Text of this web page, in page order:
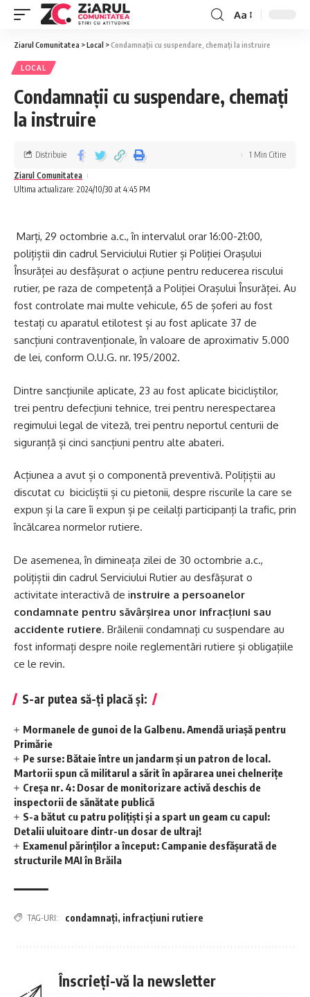
Aa
Ziarul Comunitatea >Local >Condamnații cu suspendare, chemați la instruire
LOCAL
Condamnații cu suspendare, chemați
la instruire
Ultima actualizare: 2024/10/30 at 4:45 PM
Ziarul Comunitatea
Distribuie 1 Min Citire
Marți, 29 octombrie a.c., în intervalul orar 16:00-21:00,
polițiștii din cadrul Serviciului Rutier și Poliției Orașului
Însurăței au desfășurat o acțiune pentru reducerea riscului
rutier, pe raza de competență a Poliției Orașului Însurăței. Au
fost controlate mai multe vehicule, 65 de șoferi au fost
testați cu aparatul etilotest și au fost aplicate 37 de
sancțiuni contravenționale, în valoare de aproximativ 5.000
de lei, conform O.U.G. nr. 195/2002.
Dintre sancțiunile aplicate, 23 au fost aplicate bicicliștilor,
trei pentru defecțiuni tehnice, trei pentru nerespectarea
regimului legal de viteză, trei pentru neportul centurii de
siguranță și cinci sancțiuni pentru alte abateri.
Acțiunea a avut și o componentă preventivă. Polițiștii au
discutat cu bicicliștii și cu pietonii, despre riscurile la care se
expun și la care îi expun și pe ceilalți participanți la trafic, prin
încălcarea normelor rutiere.
De asemenea, în dimineața zilei de 30 octombrie a.c.,
polițiștii din cadrul Serviciului Rutier au desfășurat o
activitate interactivă de instruire a persoanelor
condamnate pentru săvârșirea unor infracțiuni sau
accidente rutiere. Brăilenii condamnați cu suspendare au
fost informați despre noile reglementări rutiere și obligațiile
ce le revin.
S-ar putea să-ți placă și:
Mormanele de gunoi de la Galbenu. Amendă uriașă pentru
Primărie
Pe surse: Bătaie între un jandarm și un patron de local.
Martorii spun că militarul a sărit în apărarea unei chelnerițe
Creșa nr. 4: Dosar de monitorizare activă deschis de
inspectorii de sănătate publică
S-a bătut cu patru polițiști și a spart un geam cu capul:
Detalii uluitoare dintr-un dosar de ultraj!
Examenul părinților a început: Campanie desfășurată de
structurile MAI în Brăila
TAG-URI: condamnați, infracțiuni rutiere
Înscrieți-vă la newsletter